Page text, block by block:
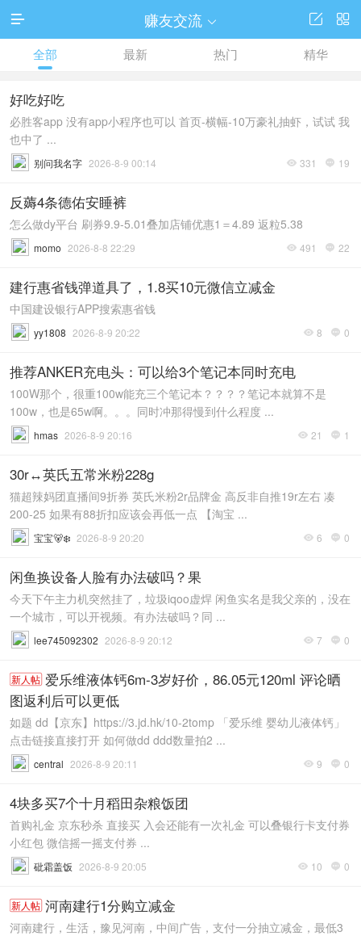
 赚友交流  

全部 最新 热门 精华
好吃好吃
必胜客app 没有app小程序也可以 首页-横幅-10万豪礼抽虾，试试 我
也中了 ...
 331  19
别问我名字 2026-8-9 00:14
反薅4条德佑安睡裤
怎么做dy平台 刷券9.9-5.01叠加店铺优惠1＝4.89 返粒5.38
 491  22
momo 2026-8-8 22:29
建行惠省钱弹道具了，1.8买10元微信立减金
中国建设银行APP搜索惠省钱
 8  0
yy1808 2026-8-9 20:22
推荐ANKER充电头：可以给3个笔记本同时充电
100W那个，很重100w能充三个笔记本？？？？笔记本就算不是
100w，也是65w啊。。。同时冲那得慢到什么程度 ...
 21  1
hmas 2026-8-9 20:16
30r↔️英氏五常米粉228g
猫超辣妈团直播间9折券 英氏米粉2r品牌金 高反非自推19r左右 凑
200-25 如果有88折扣应该会再低一点 【淘宝 ...
 6  0
宝宝🐻‍❄ 2026-8-9 20:20
闲鱼换设备人脸有办法破吗？果
今天下午主力机突然挂了，垃圾iqoo虚焊 闲鱼实名是我父亲的，没在
一个城市，可以开视频。有办法破吗？同 ...
 7  0
lee745092302 2026-8-9 20:12
新人帖 爱乐维液体钙6m-3岁好价，86.05元120ml 评论晒
图返利后可以更低
如题 dd【京东】https://3.jd.hk/10-2tomp 「爱乐维 婴幼儿液体钙」
点击链接直接打开 如何做dd ddd数量拍2 ...
 9  0
central 2026-8-9 20:11
4块多买7个十月稻田杂粮饭团
首购礼金 京东秒杀 直接买 入会还能有一次礼金 可以叠银行卡支付券
小红包 微信摇一摇支付券 ...
 10  0
砒霜盖饭 2026-8-9 20:05
新人帖 河南建行1分购立减金
河南建行，生活，豫见河南，中间广告，支付一分抽立减金，最低3